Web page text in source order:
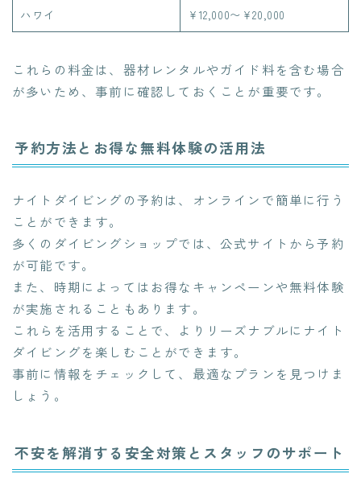
ハワイ ¥12,000〜¥20,000
これらの料金は、器材レンタルやガイド料を含む場合
が多いため、事前に確認しておくことが重要です。
予約方法とお得な無料体験の活用法
ナイトダイビングの予約は、オンラインで簡単に行う
ことができます。
多くのダイビングショップでは、公式サイトから予約
が可能です。
また、時期によってはお得なキャンペーンや無料体験
が実施されることもあります。
これらを活用することで、よりリーズナブルにナイト
ダイビングを楽しむことができます。
事前に情報をチェックして、最適なプランを見つけま
しょう。
不安を解消する安全対策とスタッフのサポート